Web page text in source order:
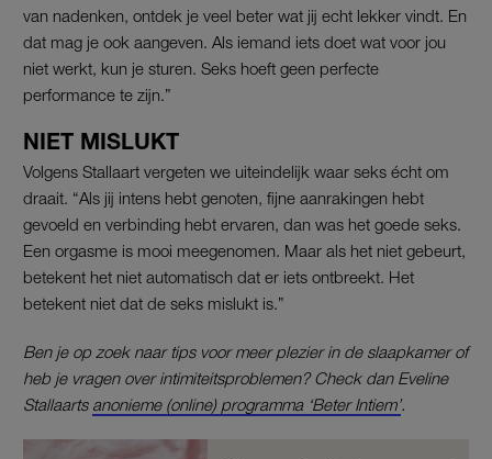
van nadenken, ontdek je veel beter wat jij echt lekker vindt. En
dat mag je ook aangeven. Als iemand iets doet wat voor jou
niet werkt, kun je sturen. Seks hoeft geen perfecte
performance te zijn.”
NIET MISLUKT
Volgens Stallaart vergeten we uiteindelijk waar seks écht om
draait. “Als jij intens hebt genoten, fijne aanrakingen hebt
gevoeld en verbinding hebt ervaren, dan was het goede seks.
Een orgasme is mooi meegenomen. Maar als het niet gebeurt,
betekent het niet automatisch dat er iets ontbreekt. Het
betekent niet dat de seks mislukt is.”
Ben je op zoek naar tips voor meer plezier in de slaapkamer of
heb je vragen over intimiteitsproblemen? Check dan Eveline
Stallaarts anonieme (online) programma ‘Beter Intiem’.